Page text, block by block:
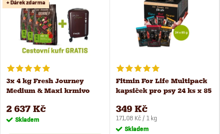
+ Dárek zdarma
3x 4 kg Fresh Journey
Medium & Maxi krmivo
2 637 Kč
Skladem
Fitmin For Life Multipack
kapsiček pro psy 24 ks x 85
349 Kč
Měrná
cena:
171,08 Kč / 1 kg
Skladem